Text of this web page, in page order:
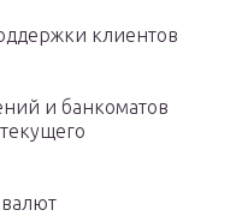
клиентов
и банкоматов